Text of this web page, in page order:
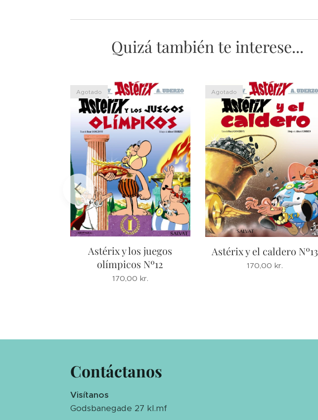
Quizá también te interese...
Astérix y los juegos
olímpicos Nº12
Agotado
170,00 kr.
Astérix y el caldero Nº13
Agotado
170,00 kr.
Contáctanos
Visítanos
Godsbanegade 27 kl.mf